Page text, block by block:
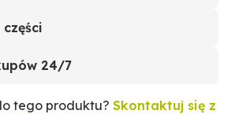
24/7
tego produktu? Skontaktuj się z